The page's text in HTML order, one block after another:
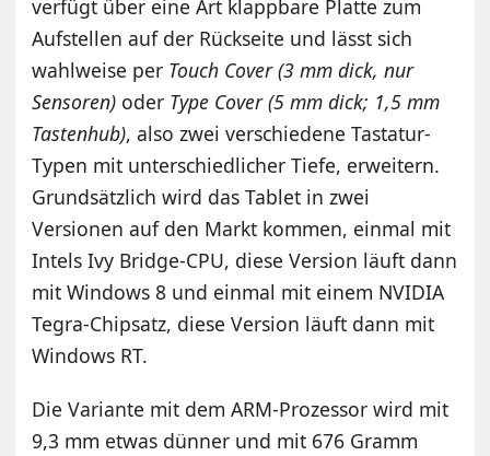
verfügt über eine Art klappbare Platte zum
Aufstellen auf der Rückseite und lässt sich
wahlweise per Touch Cover(3 mm dick, nur
Sensoren) oder Type Cover (5 mm dick; 1,5 mm
Tastenhub), also zwei verschiedene Tastatur-
Typen mit unterschiedlicher Tiefe, erweitern.
Grundsätzlich wird das Tablet in zwei
Versionen auf den Markt kommen, einmal mit
Intels Ivy Bridge-CPU, diese Version läuft dann
mit Windows 8 und einmal mit einem NVIDIA
Tegra-Chipsatz, diese Version läuft dann mit
Windows RT.
Die Variante mit dem ARM-Prozessor wird mit
9,3 mm etwas dünner und mit 676 Gramm